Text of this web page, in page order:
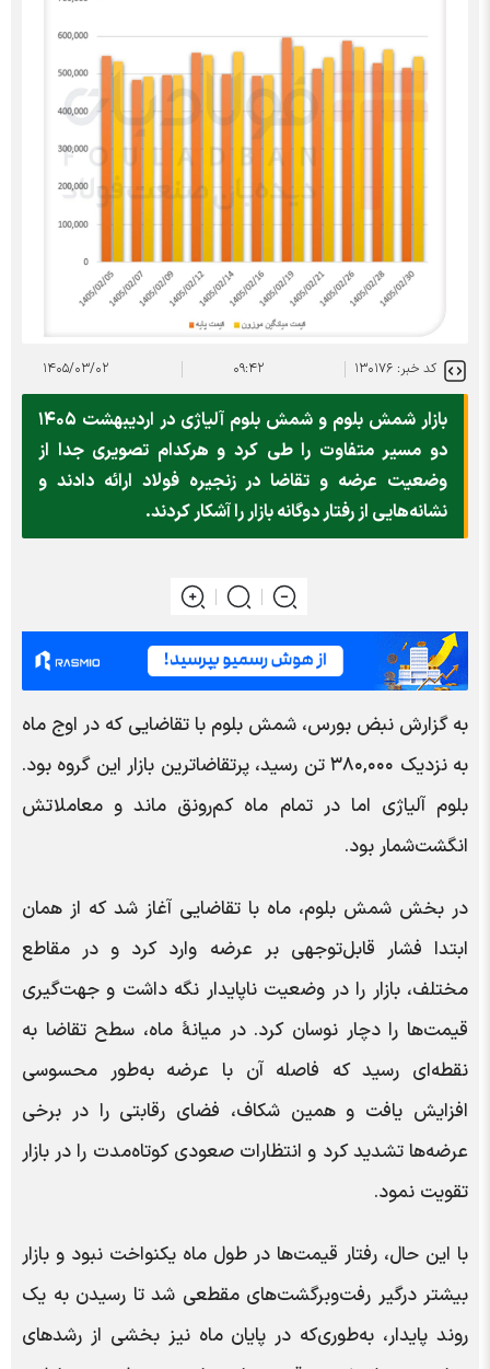
کد خبر: ۱۳۰۱۷۶ ۰۹:۴۲ ۱۴۰۵/۰۳/۰۲
بازار شمش بلوم و شمش بلوم آلیاژی در اردیبهشت ۱۴۰۵
دو مسیر متفاوت را طی کرد و هرکدام تصویری جدا از
وضعیت عرضه و تقاضا در زنجیره فولاد ارائه دادند و
نشانه‌هایی از رفتار دوگانه بازار را آشکار کردند.
به گزارش نبض بورس، شمش بلوم با تقاضایی که در اوج ماه
به نزدیک ۳۸۰,۰۰۰ تن رسید، پرتقاضاترین بازار این گروه بود.
بلوم آلیاژی اما در تمام ماه کم‌رونق ماند و معاملاتش
انگشت‌شمار بود.
در بخش شمش بلوم، ماه با تقاضایی آغاز شد که از همان
ابتدا فشار قابل‌توجهی بر عرضه وارد کرد و در مقاطع
مختلف، بازار را در وضعیت ناپایدار نگه داشت و جهت‌گیری
قیمت‌ها را دچار نوسان کرد. در میانۀ ماه، سطح تقاضا به
نقطه‌ای رسید که فاصله آن با عرضه به‌طور محسوسی
افزایش یافت و همین شکاف، فضای رقابتی را در برخی
عرضه‌ها تشدید کرد و انتظارات صعودی کوتاه‌مدت را در بازار
تقویت نمود.
با این حال، رفتار قیمت‌ها در طول ماه یکنواخت نبود و بازار
بیشتر درگیر رفت‌وبرگشت‌های مقطعی شد تا رسیدن به یک
روند پایدار، به‌طوری‌که در پایان ماه نیز بخشی از رشدهای